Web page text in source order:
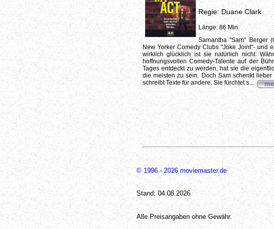
Regie: Duane Clark
Länge: 86 Min.
Samantha "Sam" Berger
New Yorker Comedy Clubs "Joke Joint"- und
wirklich glücklich ist sie natürlich nicht:
hoffnungsvollen Comedy-Talente auf der
Tages entdeckt zu werden, hat sie die
die meisten zu sein. Doch Sam schenkt
schreibt Texte für andere. Sie fürchtet s...
© 1996 - 2026 moviemaster.de
Stand: 04.08.2026
Alle Preisangaben ohne Gewähr.